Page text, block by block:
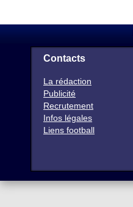
Contacts
La rédaction
Publicité
Recrutement
Infos légales
Liens football